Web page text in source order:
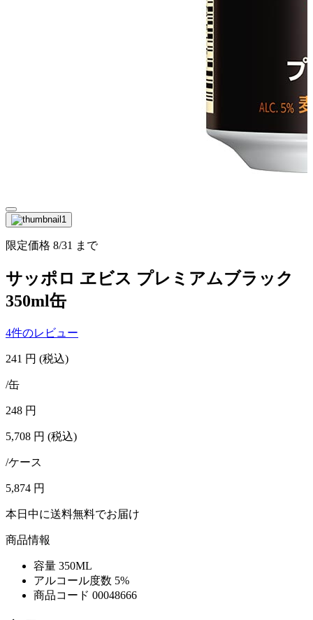
限定価格 8/31 まで
サッポロ ヱビス プレミアムブラック
350ml缶
4件のレビュー
241 円 (税込)
/缶
248 円
5,708 円 (税込)
/ケース
5,874 円
本日中に送料無料でお届け
商品情報
容量 350ML
アルコール度数 5%
商品コード 00048666